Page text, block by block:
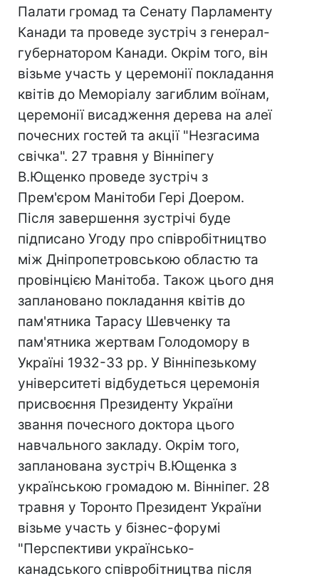
Палати громад та Сенату Парламенту
Канади та проведе зустріч з генерал-
губернатором Канади. Окрім того, він
візьме участь у церемонії покладання
квітів до Меморіалу загиблим воїнам,
церемонії висадження дерева на алеї
почесних гостей та акції "Незгасима
свічка". 27 травня у Вінніпегу
В.Ющенко проведе зустріч з
Прем'єром Манітоби Гері Доером.
Після завершення зустрічі буде
підписано Угоду про співробітництво
між Дніпропетровською областю та
провінцією Манітоба. Також цього дня
заплановано покладання квітів до
пам'ятника Тарасу Шевченку та
пам'ятника жертвам Голодомору в
Україні 1932-33 рр. У Вінніпезькому
університеті відбудеться церемонія
присвоєння Президенту України
звання почесного доктора цього
навчального закладу. Окрім того,
запланована зустріч В.Ющенка з
українською громадою м. Вінніпег. 28
травня у Торонто Президент України
візьме участь у бізнес-форумі
"Перспективи українсько-
канадського співробітництва після